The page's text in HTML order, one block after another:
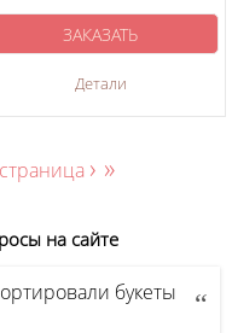
Детали
ЗАКАЗАТЬ
› »
на сайте
букеты